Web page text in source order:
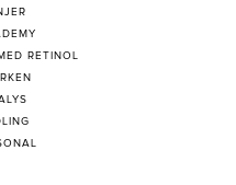
RETINOL